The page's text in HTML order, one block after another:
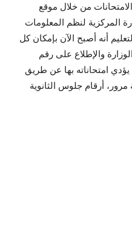
من خلال موقع
المركزية لنظم المعلومات
أنه أصبح الآن بإمكان كل
والإطلاع على رقم
امتحاناته بها عن طريق
أرقام جلوس الثانوية